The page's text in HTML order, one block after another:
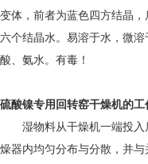
变体，前者为蓝色四方结晶
六个结晶水。易溶于水，微
酸、氨水。有毒！
硫酸镍专用回转窑干燥机的工
湿物料从干燥机一端投入
燥器内均匀分布与分散，并